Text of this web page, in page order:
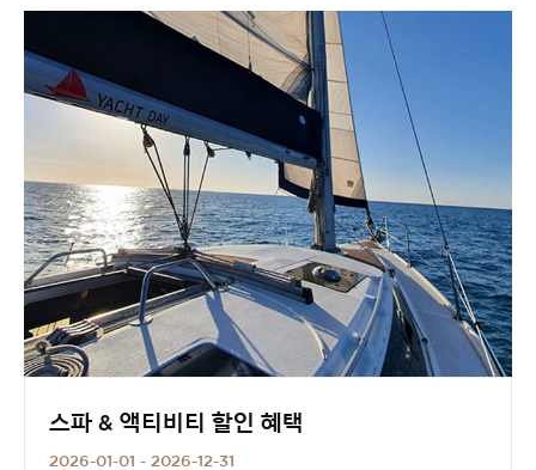
부드러운 거품이 감싸는 욕조에서
좋아하는 음악과 함께
완벽한 나만의 휴식을 즐겨보세요.
'OCEAN HEALING' 패키지 상품 보러가기 [Click]
스파 & 액티비티 할인 혜택
2026-01-01 - 2026-12-31